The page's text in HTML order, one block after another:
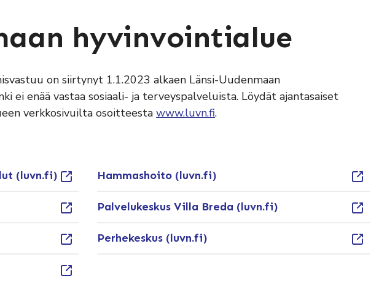
hyvinvointialue
on siirtynyt 1.1.2023 alkaen Länsi-Uudenmaan
ei enää vastaa sosiaali- ja terveyspalveluista. Löydät ajantasaiset
verkkosivuilta osoitteesta www.luvn.fi.
(luvn.fi) Hammashoito (luvn.fi)
Palvelukeskus Villa Breda (luvn.fi)
Perhekeskus (luvn.fi)